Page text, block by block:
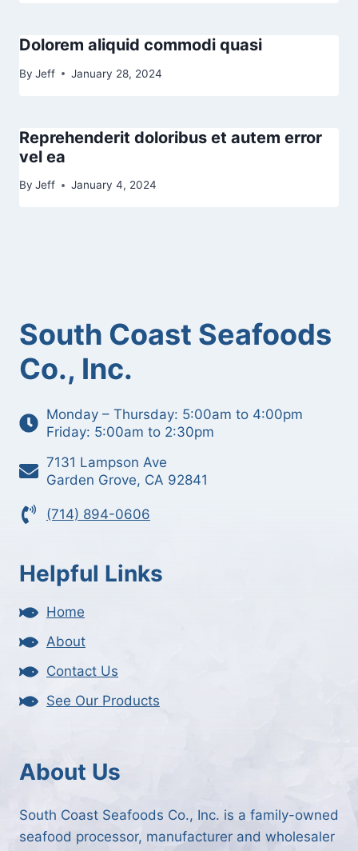
Dolorem aliquid commodi quasi
By Jeff January 28, 2024
Reprehenderit doloribus et autem error
vel ea
By Jeff January 4, 2024
South Coast Seafoods
Co., Inc.
Monday – Thursday: 5:00am to 4:00pm
Friday: 5:00am to 2:30pm
7131 Lampson Ave
Garden Grove, CA 92841
(714) 894-0606
Helpful Links
Home
About
Contact Us
See Our Products
About Us
South Coast Seafoods Co., Inc. is a family-owned
seafood processor, manufacturer and wholesaler